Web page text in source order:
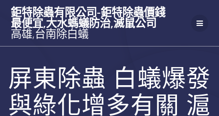
Skip
to
content
鉅特除蟲有限公司-鉅特除蟲價錢
最便宜,大水螞蟻防治,滅鼠公司
高雄,台南除白蟻
屏東除蟲 白蟻爆發
與綠化增多有關 滬